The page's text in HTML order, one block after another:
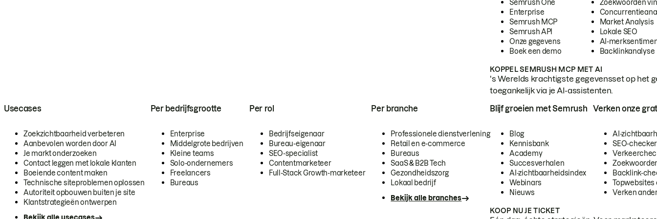
Semrush One
Enterprise
Semrush MCP
Semrush API
Onze gegevens
Boek een demo
Zoekwoorden
Market Analysis
Lokale SEO
AI-
Backlinkanalyse
KOPPEL SEMRUSH MCP MET AI
's Werelds krachtigste gegevensset op het
toegankelijk via je AI-assistenten.
Usecases
Zoekzichtbaarheid verbeteren
Aanbevolen worden door AI
Je markt onderzoeken
Contact leggen met lokale klanten
Boeiende content maken
Technische siteproblemen oplossen
Autoriteit opbouwen buiten je site
Klantstrategieën ontwerpen
Per bedrijfsgrootte
Enterprise
Middelgrote bedrijven
Kleine teams
Solo-ondernemers
Freelancers
Bureaus
Per rol
Bedrijfseigenaar
Bureau-eigenaar
SEO-specialist
Contentmarketeer
Full-Stack Growth-marketeer
Per branche
Professionele dienstverlening
Retail en e-commerce
Bureaus
SaaS & B2B Tech
Gezondheidszorg
Lokaal bedrijf
Bekijk alle branches
Blijf groeien met Semrush
Blog
Kennisbank
Academy
Succesverhalen
AI-zichtbaarheidsindex
Webinars
Nieuws
Verken onze
AI-
SEO-checker
Backlink-
Topwebsites
Verken
KOOP NU JE TICKET